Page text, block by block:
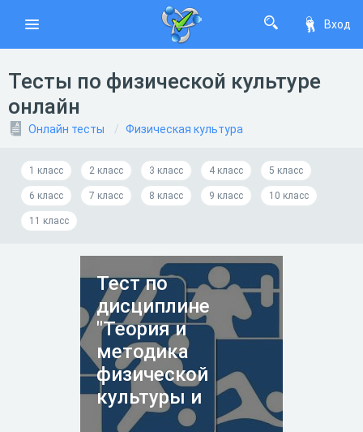
Вход
Тесты по физической культуре
онлайн
Онлайн тесты Физическая культура
1 класс 2 класс 3 класс 4 класс 5 класс
6 класс 7 класс 8 класс 9 класс 10 класс
11 класс
Тест по
дисциплине
"Теория и
методика
физической
культуры и
спорта"